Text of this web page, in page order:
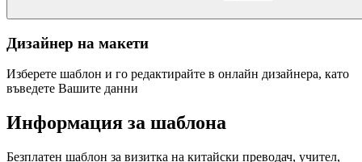
Дизайнер на макети
Изберете шаблон и го редактирайте в онлайн дизайнера, като
въведете Вашите данни
Информация за шаблона
Безплатен шаблон за визитка на китайски преводач, учител,